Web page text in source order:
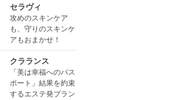
セラヴィ
攻めのスキンケア
も、守りのスキンケ
アもおまかせ！
クラランス
「美は幸福へのパス
ポート」結果を約束
するエステ発ブラン